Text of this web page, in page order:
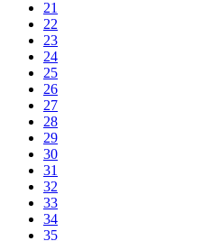
21
22
23
24
25
26
27
28
29
30
31
32
33
34
35